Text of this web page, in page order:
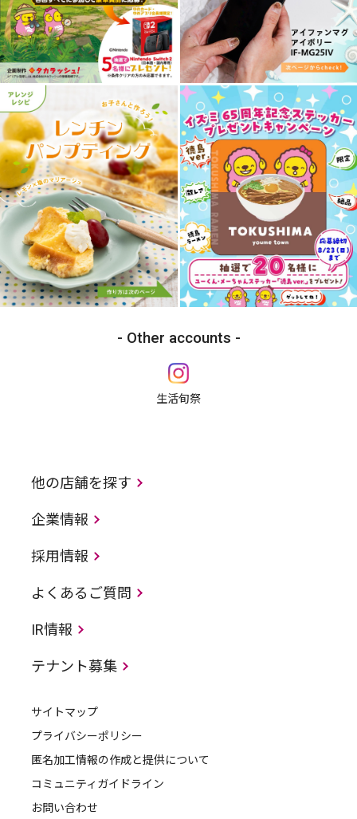
Other accounts
生活旬祭
他の店舗を探す
企業情報
採用情報
よくあるご質問
IR情報
テナント募集
サイトマップ
プライバシーポリシー
匿名加工情報の作成と提供について
コミュニティガイドライン
お問い合わせ